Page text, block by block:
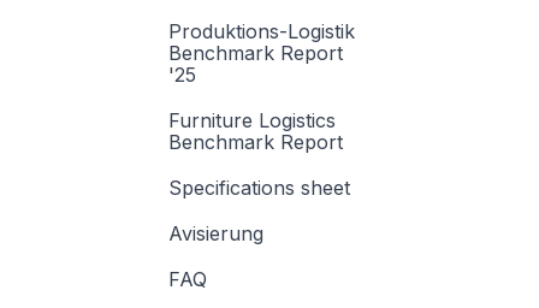
Produktions-Logistik
Benchmark Report
'25
Furniture Logistics
Benchmark Report
Specifications sheet
Avisierung
FAQ